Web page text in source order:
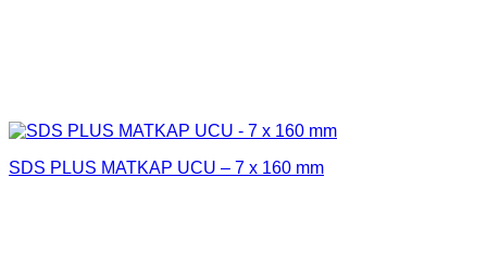
SDS PLUS MATKAP UCU – 7 x 160 mm